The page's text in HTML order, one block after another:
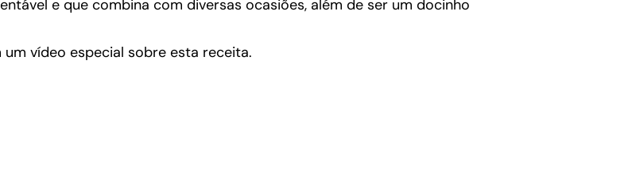
e que combina com diversas ocasiões, além de ser um docinho
vídeo especial sobre esta receita.